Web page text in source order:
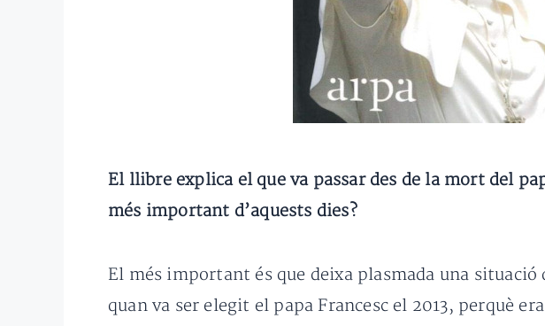
El llibre explica el que va passar des de la mort del
més important d’aquests dies?
El més important és que deixa plasmada una
quan va ser elegit el papa Francesc el 2013, perquè